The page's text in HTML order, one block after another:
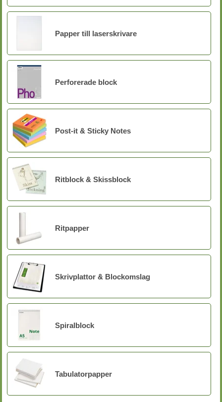
Papper till laserskrivare
Perforerade block
Post-it & Sticky Notes
Ritblock & Skissblock
Ritpapper
Skrivplattor & Blockomslag
Spiralblock
Tabulatorpapper